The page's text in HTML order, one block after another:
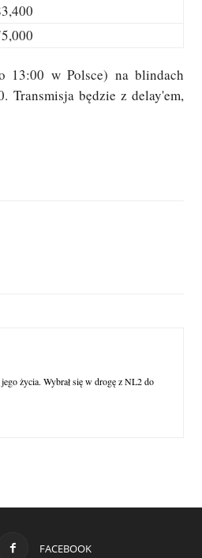
13:00 w Polsce) na blindach
Transmisja będzie z delay'em,
jego życia. Wybrał się w drogę z NL2 do
FACEBOOK